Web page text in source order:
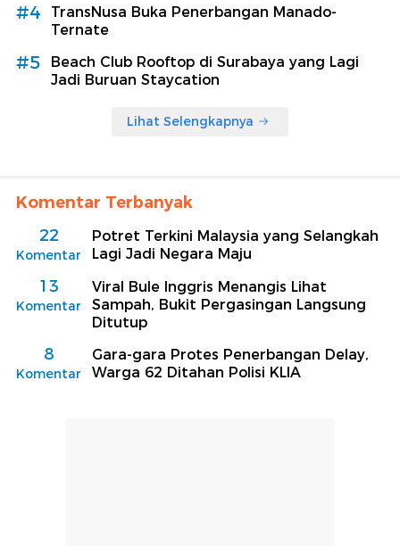
#4
TransNusa Buka Penerbangan Manado-
Ternate
#5
Beach Club Rooftop di Surabaya yang Lagi
Jadi Buruan Staycation
Lihat Selengkapnya
Komentar Terbanyak
22
Komentar
Potret Terkini Malaysia yang Selangkah
Lagi Jadi Negara Maju
13
Komentar
Viral Bule Inggris Menangis Lihat
Sampah, Bukit Pergasingan Langsung
Ditutup
8
Komentar
Gara-gara Protes Penerbangan Delay,
Warga 62 Ditahan Polisi KLIA